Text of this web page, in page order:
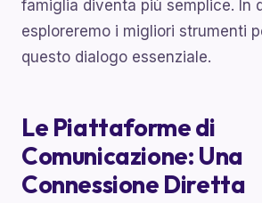
famiglia diventa più semplice. In
esploreremo i migliori strumenti
questo dialogo essenziale.
Le Piattaforme di
Comunicazione: Una
Connessione Diretta